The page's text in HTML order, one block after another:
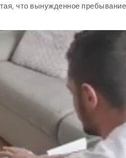
что вынужденное